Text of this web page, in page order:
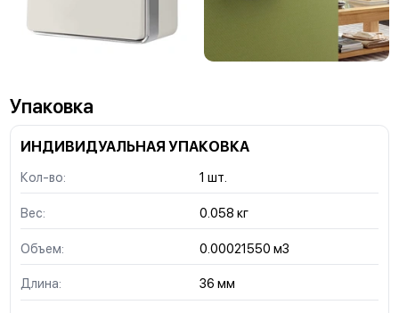
Упаковка
ИНДИВИДУАЛЬНАЯ УПАКОВКА
Кол-во: 1 шт.
Вес: 0.058 кг
Объем: 0.00021550 м3
Длина: 36 мм